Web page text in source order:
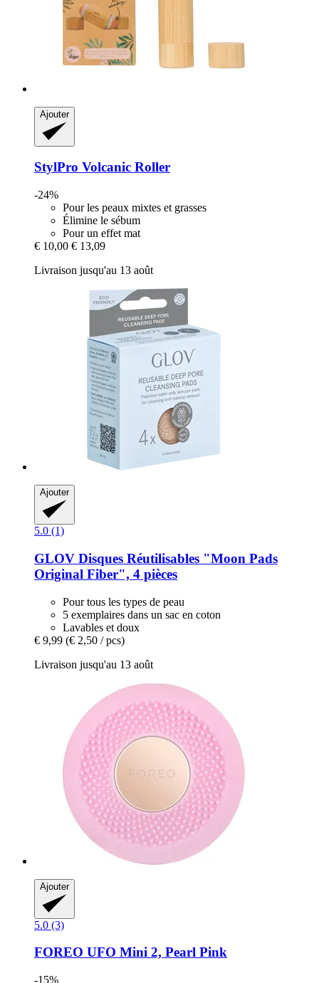
Ajouter
StylPro Volcanic Roller
-24%
Pour les peaux mixtes et grasses
Élimine le sébum
Pour un effet mat
€ 10,00 € 13,09
Livraison jusqu'au 13 août
Ajouter
5.0 (1)
GLOV Disques Réutilisables "Moon Pads
Original Fiber", 4 pièces
Pour tous les types de peau
5 exemplaires dans un sac en coton
Lavables et doux
€ 9,99 (€ 2,50 / pcs)
Livraison jusqu'au 13 août
Ajouter
5.0 (3)
FOREO UFO Mini 2, Pearl Pink
-15%